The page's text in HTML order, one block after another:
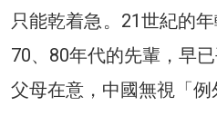
只能乾着急。21世紀的
70、80年代的先輩，早
父母在意，中國無視「例